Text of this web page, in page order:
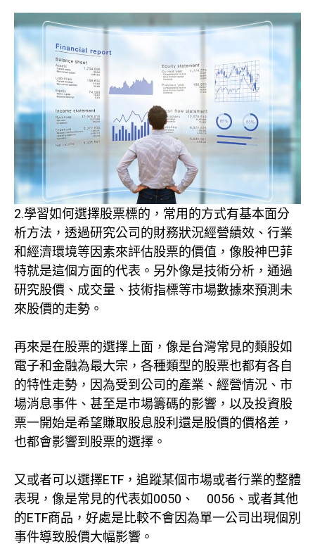
2.學習如何選擇股票標的，常用的方式有基本面分
析方法，透過研究公司的財務狀況經營績效、行業
和經濟環境等因素來評估股票的價值，像股神巴菲
特就是這個方面的代表。另外像是技術分析，通過
研究股價、成交量、技術指標等市場數據來預測未
來股價的走勢。
再來是在股票的選擇上面，像是台灣常見的類股如
電子和金融為最大宗，各種類型的股票也都有各自
的特性走勢，因為受到公司的產業、經營情況、市
場消息事件、甚至是市場籌碼的影響，以及投資股
票一開始是希望賺取股息股利還是股價的價格差，
也都會影響到股票的選擇。
又或者可以選擇ETF，追蹤某個市場或者行業的整體
表現，像是常見的代表如0050、 0056、或者其他
的ETF商品，好處是比較不會因為單一公司出現個別
事件導致股價大幅影響。